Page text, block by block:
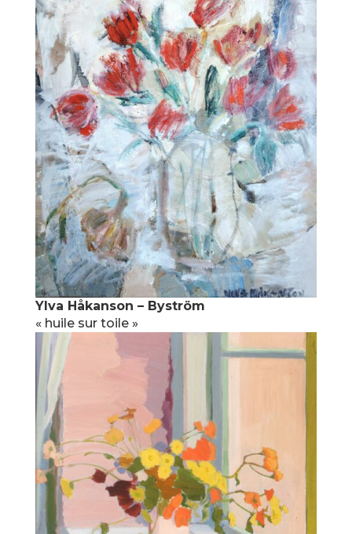
Ylva Håkanson – Byström
« huile sur toile »